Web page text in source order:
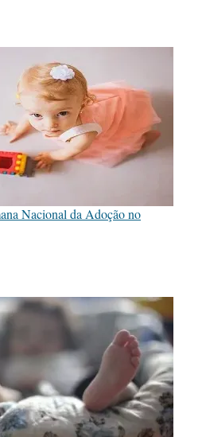
Nacional da Adoção no